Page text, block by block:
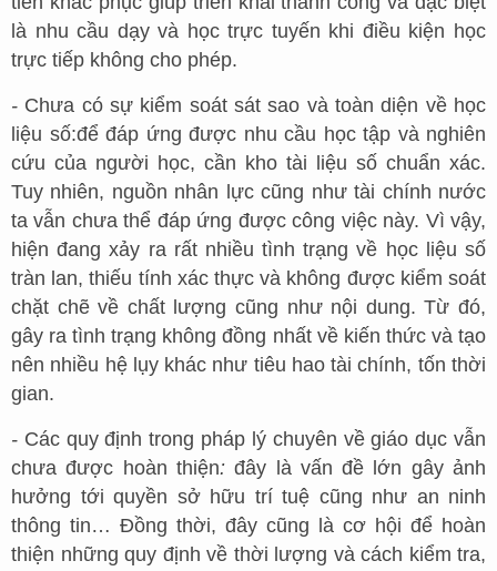
là nhu cầu dạy và học trực tuyến khi điều kiện học
trực tiếp không cho phép.
- Chưa có sự kiểm soát sát sao và toàn diện về học
liệu số:để đáp ứng được nhu cầu học tập và nghiên
cứu của người học, cần kho tài liệu số chuẩn xác.
Tuy nhiên, nguồn nhân lực cũng như tài chính nước
ta vẫn chưa thể đáp ứng được công việc này. Vì vậy,
hiện đang xảy ra rất nhiều tình trạng về học liệu số
tràn lan, thiếu tính xác thực và không được kiểm soát
chặt chẽ về chất lượng cũng như nội dung. Từ đó,
gây ra tình trạng không đồng nhất về kiến thức và tạo
nên nhiều hệ lụy khác như tiêu hao tài chính, tốn thời
gian.
- Các quy định trong pháp lý chuyên về giáo dục vẫn
chưa được hoàn thiện:đây là vấn đề lớn gây ảnh
hưởng tới quyền sở hữu trí tuệ cũng như an ninh
thông tin… Đồng thời, đây cũng là cơ hội để hoàn
thiện những quy định về thời lượng và cách kiểm tra,